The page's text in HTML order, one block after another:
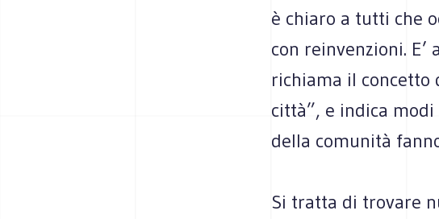
è chiaro a tutti che
con reinvenzioni.
richiama il concetto
città”, e indica
della comunità
Si tratta di trovare